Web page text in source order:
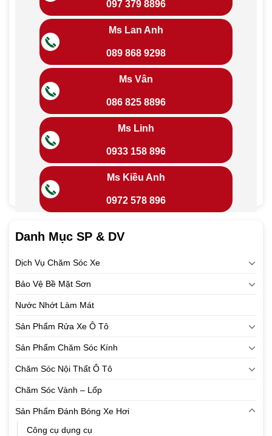
097 379 8896
Ms Lan Anh
089 868 9298
Ms Vân
086 825 8896
Ms Linh
0933 158 896
Ms Kiều Anh
0972 578 896
Danh Mục SP & DV
Dịch Vụ Chăm Sóc Xe
Bảo Vệ Bề Mặt Sơn
Nước Nhớt Làm Mát
Sản Phẩm Rửa Xe Ô Tô
Sản Phẩm Chăm Sóc Kính
Chăm Sóc Nội Thất Ô Tô
Chăm Sóc Vành – Lốp
Sản Phẩm Đánh Bóng Xe Hơi
Công cụ dụng cụ